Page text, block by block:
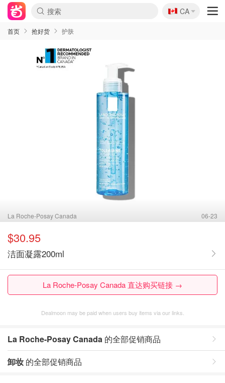
🇨🇦
CA
首页 抢好货 护肤
La Roche-Posay Canada 06-23
$30.95
洁面凝露200ml
La Roche-Posay Canada 直达购买链接 →
Dealmoon may be paid when users buy items via our links.
La Roche-Posay Canada 的全部促销商品
卸妆 的全部促销商品